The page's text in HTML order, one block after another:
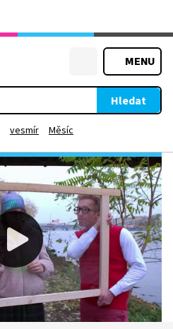
MENU
Hledat
vesmír Měsíc